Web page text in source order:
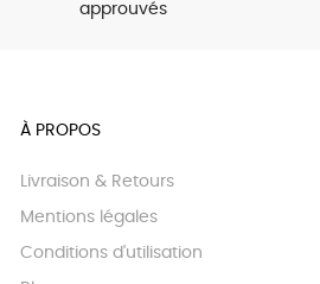
approuvés
À PROPOS
Livraison & Retours
Mentions légales
Conditions d'utilisation